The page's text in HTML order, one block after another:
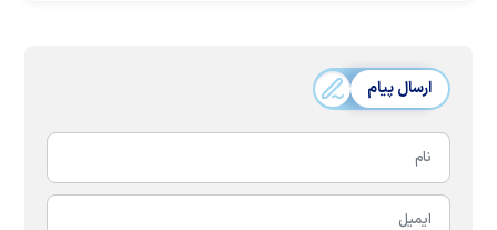
ارسال پیام